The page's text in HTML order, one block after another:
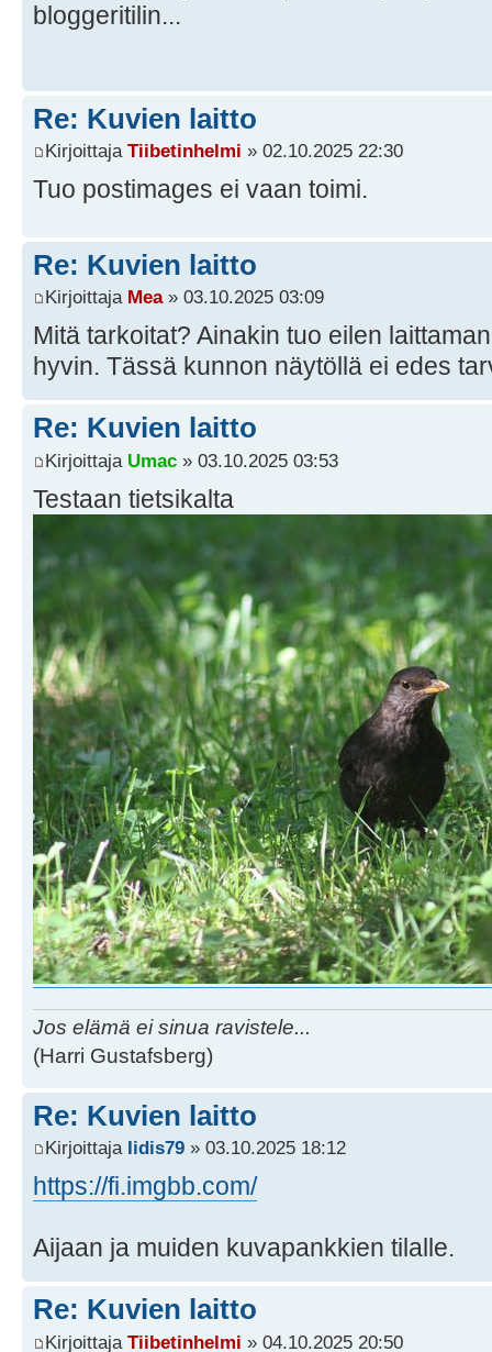
bloggeritilin...
Re: Kuvien laitto
Kirjoittaja Tiibetinhelmi » 02.10.2025 22:30
Tuo postimages ei vaan toimi.
Re: Kuvien laitto
Kirjoittaja Mea» 03.10.2025 03:09
Mitä tarkoitat? Ainakin tuo eilen
hyvin. Tässä kunnon näytöllä ei edes
Re: Kuvien laitto
Kirjoittaja Umac » 03.10.2025 03:53
Testaan tietsikalta
Jos elämä ei sinua ravistele...
(Harri Gustafsberg)
Re: Kuvien laitto
Kirjoittaja Iidis79 » 03.10.2025 18:12
https://fi.imgbb.com/
Aijaan ja muiden kuvapankkien tilalle.
Re: Kuvien laitto
Kirjoittaja Tiibetinhelmi » 04.10.2025 20:50